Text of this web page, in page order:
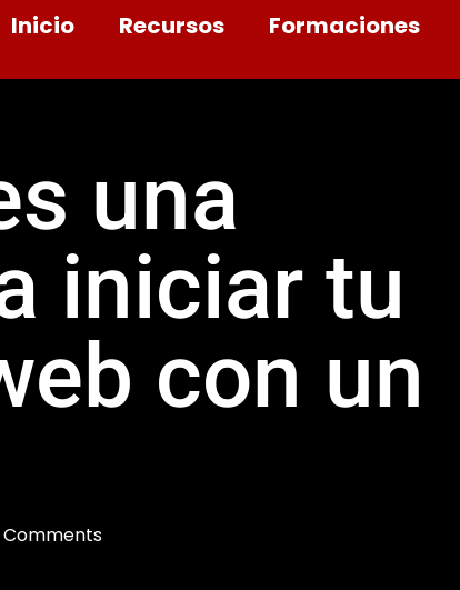
Inicio Recursos Formaciones
una
iniciar tu
con un
Comments